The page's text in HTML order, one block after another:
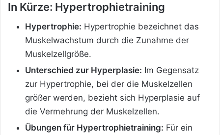
In Kürze: Hypertrophietraining
Hypertrophie: Hypertrophie bezeichnet das
Muskelwachstum durch die Zunahme der
Muskelzellgröße.
Unterschied zur Hyperplasie: Im Gegensatz
zur Hypertrophie, bei der die Muskelzellen
größer werden, bezieht sich Hyperplasie auf
die Vermehrung der Muskelzellen.
Übungen für Hypertrophietraining: Für ein